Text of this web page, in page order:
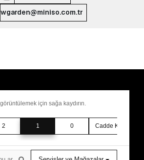
wgarden@miniso.com.tr